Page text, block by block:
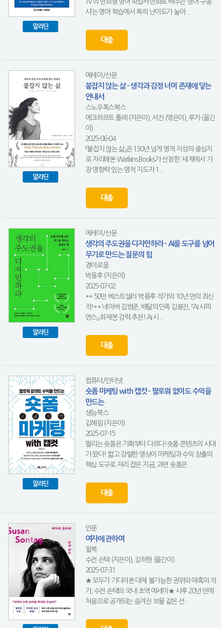
알라딘
TV’의 만화형 영어 학습서‘만화로 배우는 영어 구동
사’는 영어 학습에서 특히 난이도가 높아 ...
대출
알라딘
에세이/산문
붙잡지 않는 삶 - 생각과 감정 너머 존재에 닿는
안내서
스노우폭스북스
에크하르트 톨레 (지은이), 서진 (엮은이), 루카 (옮긴
이)
2025-06-04
『붙잡지 않는 삶』은 130년 넘게 영적 지성의 중심지
로 자리해온 Watkins Books가 선정한 '세계에서 가
장 영향력 있는 영적 지도자 1...
대출
알라딘
에세이/산문
생각의 주도권을 디자인하라 - AI를 도구를 넘어
무기로 만드는 질문의 힘
경이로움
박용후 (지은이)
2025-07-02
** 50만 베스트셀러 박용후 작가의 10년 만의 최신
작!** 네이버 김범준, 배달의민족 김봉진, 『AI 사피
엔스』 최재붕 강력 추천! AI 시...
대출
알라딘
컴퓨터/인터넷
숏폼 마케팅 with 캡컷 - 팔로워 없이도 수익을
만드는
생능북스
김혜림 (지은이)
2025-07-15
팔리는 숏폼은 기획부터 다르다!숏폼 콘텐츠의 시대
가 왔다! 짧고 강렬한 영상이 마케팅과 수익 창출의
핵심 도구로 자리 잡은 지금, 과연 숏폼은 ...
대출
인문
여자에 관하여
윌북
수전 손택 (지은이), 김하현 (옮긴이)
2025-07-31
★ 모두가 기다려온 대체 불가능한 권위와 매혹의 작
가, 수전 손택의 국내 초역 에세이★ 사후 20년 만에
처음으로 공개되는 숨겨진 보물 같은 선...